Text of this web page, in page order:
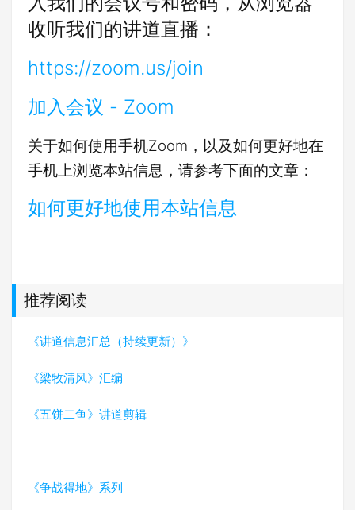
收听我们的讲道直播：
https://zoom.us/join
加入会议 - Zoom
关于如何使用手机Zoom，以及如何更好地在
手机上浏览本站信息，请参考下面的文章：
如何更好地使用本站信息
推荐阅读
《讲道信息汇总（持续更新）》
《梁牧清风》汇编
《五饼二鱼》讲道剪辑
《争战得地》系列